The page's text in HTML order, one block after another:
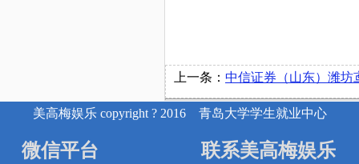
上一条： 中信证券（山东）潍坊鸢飞路营业部2023校招培
美高梅娱乐 copyright ? 2016 青岛大学学生就业中心
微信平台 联系美高梅娱乐